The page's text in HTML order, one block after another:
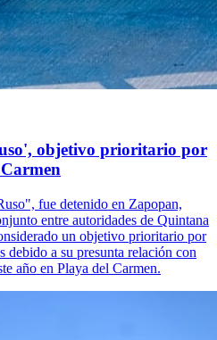
objetivo prioritario por
fue detenido en Zapopan,
entre autoridades de Quintana
un objetivo prioritario por
debido a su presunta relación con
año en Playa del Carmen.